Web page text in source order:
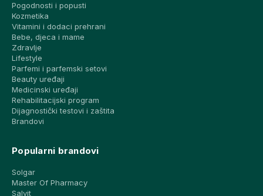
Pogodnosti i popusti
Kozmetika
Vitamini i dodaci prehrani
Bebe, djeca i mame
Zdravlje
Lifestyle
Parfemi i parfemski setovi
Beauty uređaji
Medicinski uređaji
Rehabilitacijski program
Dijagnostički testovi i zaštita
Brandovi
Popularni brandovi
Solgar
Master Of Pharmacy
Salvit